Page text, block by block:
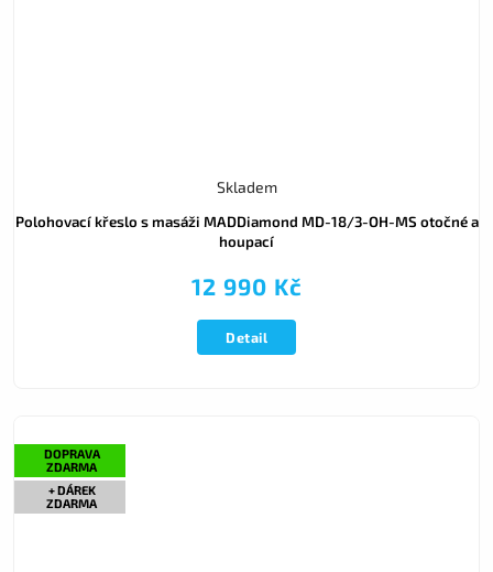
Polohovací křeslo s masáži MADDiamond MD-18/3-OH-MS otočné a
houpací
Skladem
12 990 Kč
Detail
DOPRAVA
ZDARMA
+ DÁREK
ZDARMA